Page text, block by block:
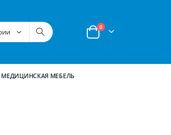
Корзина
0позиции
МЕДИЦИНСКАЯ МЕБЕЛЬ